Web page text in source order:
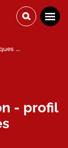
- profil
DEC Techniques de comptabilité et gestion - profil Gestion des ressources humaines (RAC)